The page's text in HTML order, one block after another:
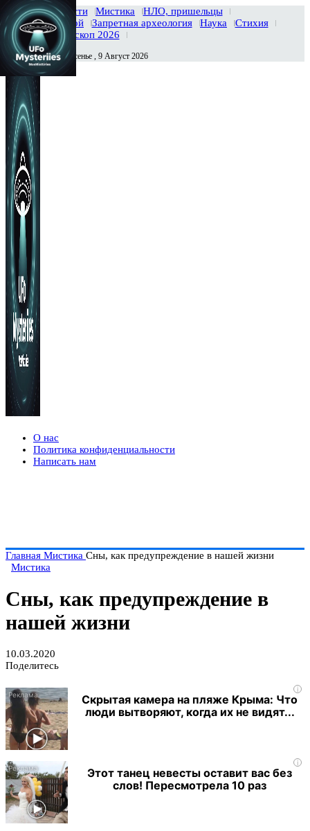
Главная Новости Мистика
НЛО, пришельцы
Тайны вселенной
Запретная археология Наука
Стихия
История
Гороскоп 2026
Сегодня Воскресенье , 9 Август 2026
О нас
Политика конфиденциальности
Написать нам
Главная Мистика Сны, как предупреждение в нашей жизни
Мистика
Сны, как предупреждение в
нашей жизни
10.03.2020
Поделитесь
i
Скрытая камера на пляже Крыма: Что
люди вытворяют, когда их не видят...
i
Этот танец невесты оставит вас без
слов! Пересмотрела 10 раз